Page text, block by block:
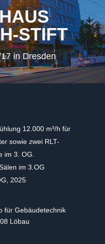
STIFT
in Dresden
12.000 m³/h für
sowie zwei RLT-
im 3. OG.
im 3.OG
2025
für Gebäudetechnik
Löbau